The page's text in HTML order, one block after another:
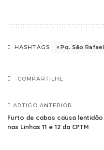
HASHTAGS Pq. São Rafael
COMPARTILHE
ARTIGO ANTERIOR
Furto de cabos causa lentidão
nas Linhas 11 e 12 da CPTM